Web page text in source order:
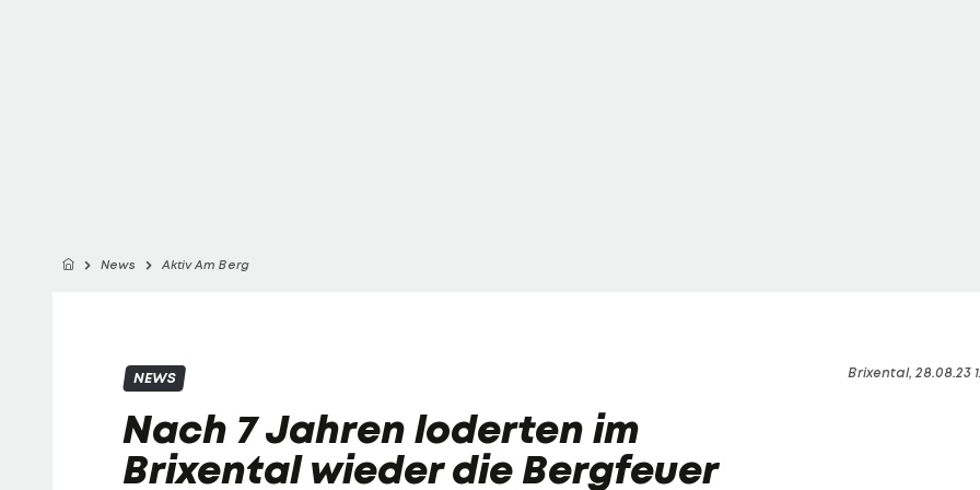
News Aktiv Am Berg
Brixental, 28.08.23
NEWS
Nach 7 Jahren loderten im
Brixental wieder die Bergfeuer